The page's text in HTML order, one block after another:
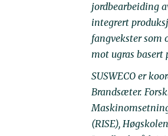
jordbearbeiding
integrert
fangvekster som
mot ugras basert
SUSWECO er
Brandsæter.
(RISE),